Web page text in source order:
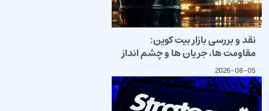
نقد و بررسی بازار بیت کوین:
مقاومت ها، جریان ها و چشم انداز
2026-08-05